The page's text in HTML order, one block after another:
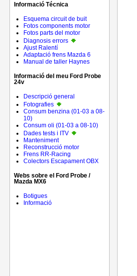
Informació Técnica
Esquema circuit de buit
Fotos components motor
Fotos parts del motor
Diagnosis errors
Ajust Ralentí
Adaptació frens Mazda 6
Manual de taller Haynes
Informació del meu Ford Probe
24v
Descripció general
Fotografies
Consum benzina (01-03 a 08-
10)
Consum oli (01-03 a 08-10)
Dades tests i ITV
Manteniment
Reconstrucció motor
Frens RR-Racing
Colectors Escapament OBX
Webs sobre el Ford Probe /
Mazda MX6
Botigues
Informació